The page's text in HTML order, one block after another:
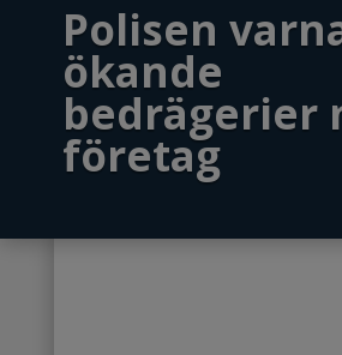
Polisen
ökande
bedrägerier
företag